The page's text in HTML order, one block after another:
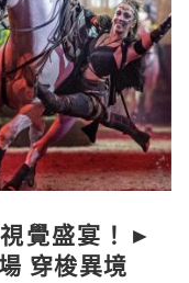
覺盛宴！►
穿梭異境》